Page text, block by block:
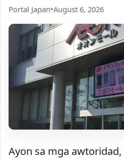
Portal Japan•August 6, 2026
Ayon sa mga awtoridad,